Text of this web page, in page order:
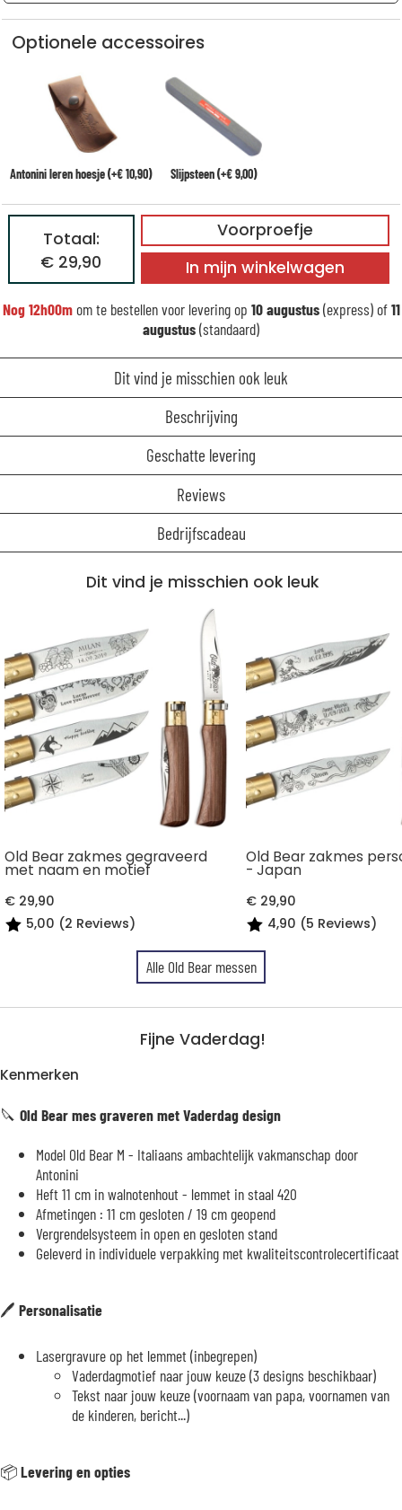
Optionele accessoires
Antonini leren hoesje (+€ 10,90) Slijpsteen (+€ 9,00)
Voorproefje
Totaal:
€ 29,90
In mijn winkelwagen
Nog12h00mom te bestellen voor levering op 10 augustus(express) of11
augustus(standaard)
Dit vind je misschien ook leuk
Beschrijving
Geschatte levering
Reviews
Bedrijfscadeau
Dit vind je misschien ook leuk
Old Bear zakmes gegraveerd
met naam en motief
€ 29,90
5,00 (2 Reviews)
Old Bear zakmes
- Japan
€ 29,90
4,90 (5 Reviews)
Alle Old Bear messen
Fijne Vaderdag!
Kenmerken
🔪 Old Bear mes graveren met Vaderdag design
Model Old Bear M - Italiaans ambachtelijk vakmanschap door
Antonini
Heft 11 cm in walnotenhout - lemmet in staal 420
Afmetingen : 11 cm gesloten / 19 cm geopend
Vergrendelsysteem in open en gesloten stand
Geleverd in individuele verpakking met kwaliteitscontrolecertificaat
🖊️ Personalisatie
Lasergravure op het lemmet (inbegrepen)
Vaderdagmotief naar jouw keuze (3 designs beschikbaar)
Tekst naar jouw keuze (voornaam van papa, voornamen van
de kinderen, bericht...)
📦Levering en opties